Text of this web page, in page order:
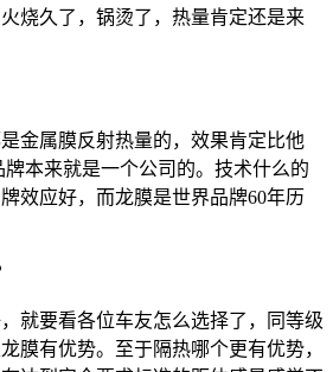
烧久了，锅烫了，热量肯定还是来
金属膜反射热量的，效果肯定比他
本来就是一个公司的。技术什么的
效应好，而龙膜是世界品牌60年历
就要看各位车友怎么选择了，同等级
膜有优势。至于隔热哪个更有优势，